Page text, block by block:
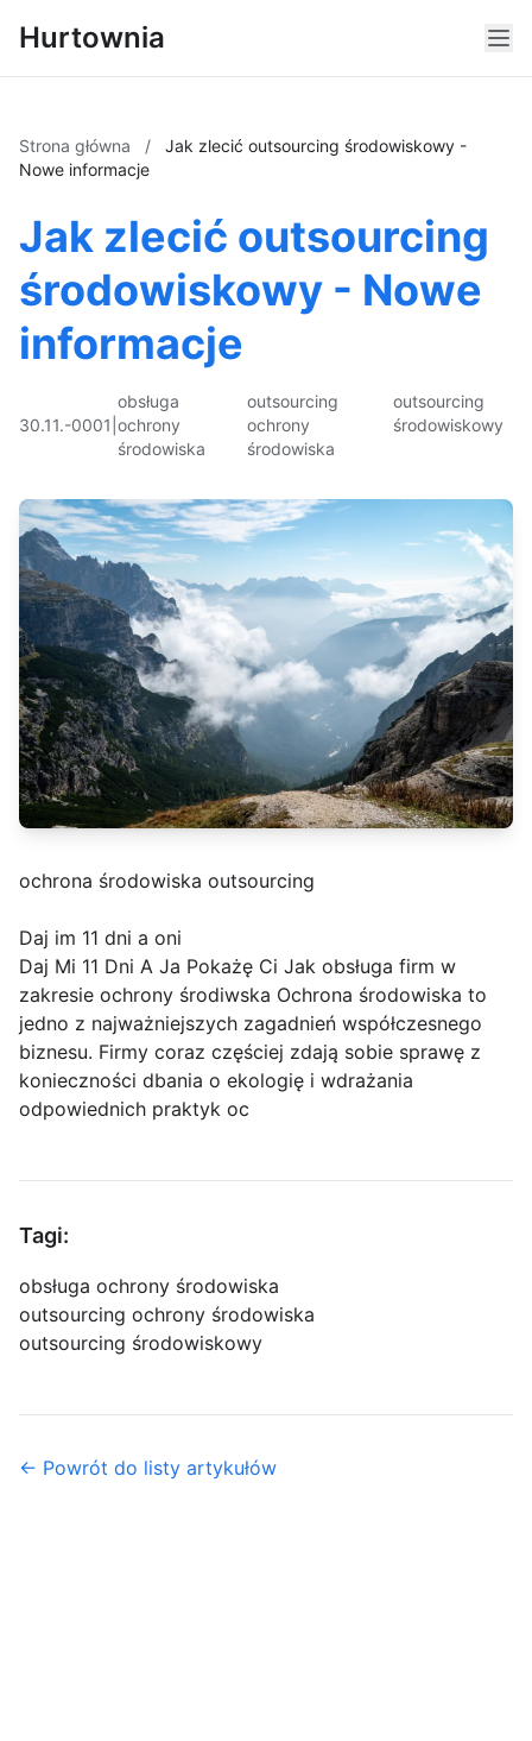
Hurtownia
Strona główna /
Jak zlecić outsourcing środowiskowy -
Nowe informacje
Jak zlecić outsourcing
środowiskowy - Nowe
informacje
30.11.-0001
obsługa
ochrony
środowiska
outsourcing
ochrony
środowiska
outsourcing
środowiskowy
ochrona środowiska outsourcing
Daj im 11 dni a oni
Daj Mi 11 Dni A Ja Pokażę Ci Jak obsługa firm w
zakresie ochrony środiwska Ochrona środowiska to
jedno z najważniejszych zagadnień współczesnego
biznesu. Firmy coraz częściej zdają sobie sprawę z
konieczności dbania o ekologię i wdrażania
odpowiednich praktyk oc
Tagi:
obsługa ochrony środowiska
outsourcing ochrony środowiska
outsourcing środowiskowy
← Powrót do listy artykułów